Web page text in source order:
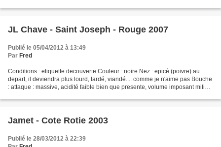
JL Chave - Saint Joseph - Rouge 2007
Publié le 05/04/2012 à 13:49
Par Fred
Conditions : etiquette decouverte Couleur : noire Nez : epicé (poivre) au
depart, il deviendra plus lourd, lardé, viandé.... comme je n'aime pas Bouche
: attaque : massive, acidité faible bien que presente, volume imposant milieu
Jamet - Cote Rotie 2003
Publié le 28/03/2012 à 22:39